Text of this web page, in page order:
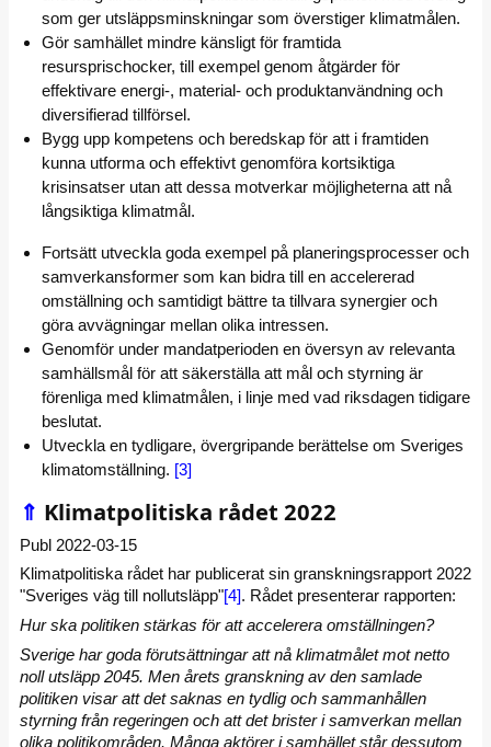
som ger utsläppsminskningar som överstiger klimatmålen.
Gör samhället mindre känsligt för framtida
resursprischocker, till exempel genom åtgärder för
effektivare energi-, material- och produktanvändning och
diversifierad tillförsel.
Bygg upp kompetens och beredskap för att i framtiden
kunna utforma och effektivt genomföra kortsiktiga
krisinsatser utan att dessa motverkar möjligheterna att nå
långsiktiga klimatmål.
Fortsätt utveckla goda exempel på planeringsprocesser och
samverkansformer som kan bidra till en accelererad
omställning och samtidigt bättre ta tillvara synergier och
göra avvägningar mellan olika intressen.
Genomför under mandatperioden en översyn av relevanta
samhällsmål för att säkerställa att mål och styrning är
förenliga med klimatmålen, i linje med vad riksdagen tidigare
beslutat.
Utveckla en tydligare, övergripande berättelse om Sveriges
klimatomställning. [3]
⇑ Klimatpolitiska rådet 2022
Publ 2022-03-15
Klimatpolitiska rådet har publicerat sin granskningsrapport 2022
"Sveriges väg till nollutsläpp"[4]. Rådet presenterar rapporten:
Hur ska politiken stärkas för att accelerera omställningen?
Sverige har goda förutsättningar att nå klimatmålet mot netto
noll utsläpp 2045. Men årets granskning av den samlade
politiken visar att det saknas en tydlig och sammanhållen
styrning från regeringen och att det brister i samverkan mellan
olika politikområden. Många aktörer i samhället står dessutom